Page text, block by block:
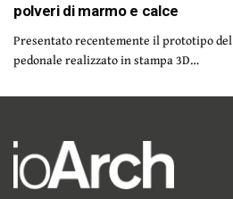
polveri di marmo e calce
Presentato recentemente il prototipo del
pedonale realizzato in stampa 3D…